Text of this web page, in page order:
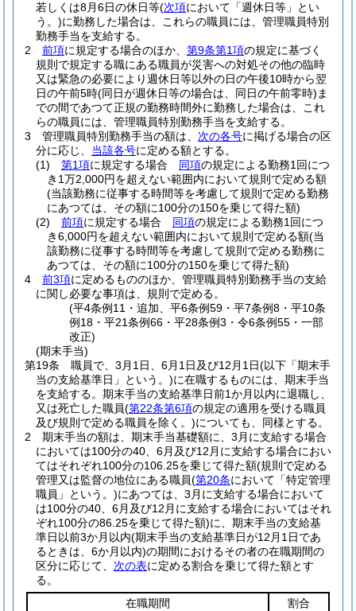
若しくは8月6日の休日等(次項において「週休日等」とい
う。)に勤務した場合は、これらの職員には、管理職員特別
勤務手当を支給する。
2
前項に規定する場合のほか、 第9条第1項の規定に基づく
規則で規定する職にある職員が災害への対処その他の臨時
又は緊急の必要により週休日等以外の日の午後10時から翌
日の午前5時(同日が週休日等の場合は、同日の午前零時) ま
での間であつて正規の勤務時間外に勤務した場合は、これ
らの職員には、管理職員特別勤務手当を支給する。
3
管理職員特別勤務手当の額は、 次の各号に掲げる場合の区
分に応じ、 当該各号に定める額とする。
(1)
第1項に規定する場合 同項の規定による勤務1回につ
き1万2,000円を超えない範囲内において規則で定める額
(当該勤務に従事する時間等を考慮して規則で定める勤務
にあつては、その額に100分の150を乗じて得た額)
(2)
前項に規定する場合 同項の規定による勤務1回につ
き6,000円を超えない範囲内において規則で定める額(当
該勤務に従事する時間等を考慮して規則で定める勤務に
あつては、その額に100分の150を乗じて得た額)
4
前3項に定めるもののほか、管理職員特別勤務手当の支給
に関し必要な事項は、規則で定める。
(平4条例11・追加、平6条例59・平7条例8・平10条
例18・平21条例66・平28条例3・令6条例55・一部
改正)
(期末手当)
第19条
職員で、3月1日、6月1日及び12月1日(以下「期末手
当の支給基準日」という。)に在職するものには、期末手当
を支給する。 期末手当の支給基準日前1か月以内に退職し、
又は死亡した職員(第22条第6項の規定の適用を受ける職員
及び規則で定める職員を除く。)についても、同様とする。
2
期末手当の額は、期末手当基礎額に、3月に支給する場合
においては100分の40、6月及び12月に支給する場合におい
てはそれぞれ100分の106.25を乗じて得た額(規則で定める
管理又は監督の地位にある職員(第20条において「特定管理
職員」という。)にあつては、3月に支給する場合において
は100分の40、6月及び12月に支給する場合においてはそれ
ぞれ100分の86.25を乗じて得た額)に、期末手当の支給基
準日以前3か月以内(期末手当の支給基準日が12月1日であ
るときは、6か月以内)の期間におけるその者の在職期間の
区分に応じて、 次の表に定める割合を乗じて得た額とす
る。
在職期間
割合